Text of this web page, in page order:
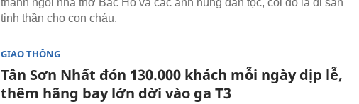
tinh thần cho con cháu.
GIAO THÔNG
Tân Sơn Nhất đón 130.000 khách mỗi ngày dịp lễ,
thêm hãng bay lớn dời vào ga T3